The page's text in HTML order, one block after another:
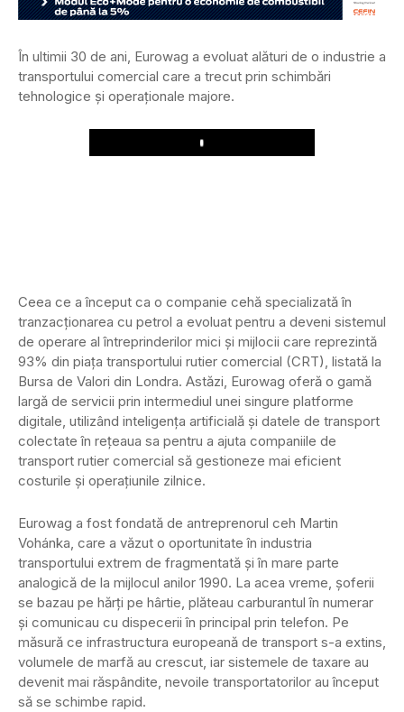
În ultimii 30 de ani, Eurowag a evoluat alături de o industrie a
transportului comercial care a trecut prin schimbări
tehnologice și operaționale majore.
Play
Ceea ce a început ca o companie cehă specializată în
tranzacționarea cu petrol a evoluat pentru a deveni sistemul
de operare al întreprinderilor mici și mijlocii care reprezintă
93% din piața transportului rutier comercial (CRT), listată la
Bursa de Valori din Londra. Astăzi, Eurowag oferă o gamă
largă de servicii prin intermediul unei singure platforme
digitale, utilizând inteligența artificială și datele de transport
colectate în rețeaua sa pentru a ajuta companiile de
transport rutier comercial să gestioneze mai eficient
costurile și operațiunile zilnice.
Eurowag a fost fondată de antreprenorul ceh Martin
Vohánka, care a văzut o oportunitate în industria
transportului extrem de fragmentată și în mare parte
analogică de la mijlocul anilor 1990. La acea vreme, șoferii
se bazau pe hărți pe hârtie, plăteau carburantul în numerar
și comunicau cu dispecerii în principal prin telefon. Pe
măsură ce infrastructura europeană de transport s-a extins,
volumele de marfă au crescut, iar sistemele de taxare au
devenit mai răspândite, nevoile transportatorilor au început
să se schimbe rapid.